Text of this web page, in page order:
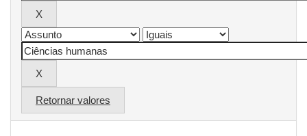
Retornar valores